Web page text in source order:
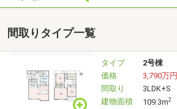
【サクッと見学コース】
◆現地/モデルハウス見学（15分～）
◆知りたい情報だけお答え（15分～）
・・・・・・・約30分
間取りタイプ一覧
タイプ
2号棟
価格
3,790万円
間取り
3LDK+S
建物面積
109.3m2